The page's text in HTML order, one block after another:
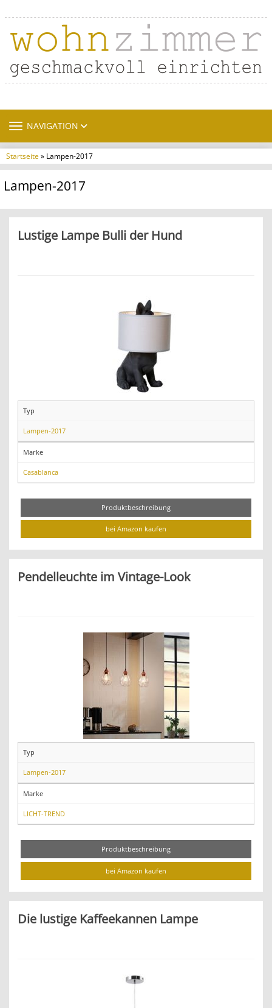
TOGGLE NAVIGATION
NAVIGATION
Startseite» Lampen-2017
Lampen-2017
Lustige Lampe Bulli der Hund
Typ
Lampen-2017
Marke
Casablanca
Produktbeschreibung
bei Amazon kaufen
Pendelleuchte im Vintage-Look
Typ
Lampen-2017
Marke
LICHT-TREND
Produktbeschreibung
bei Amazon kaufen
Die lustige Kaffeekannen Lampe